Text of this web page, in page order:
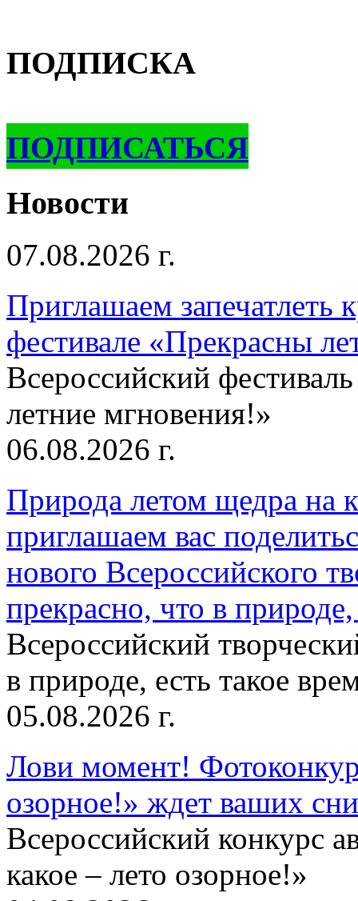
ПОДПИСКА
ПОДПИСАТЬСЯ
Новости
07.08.2026 г.
Приглашаем запечатлеть
фестивале «Прекрасны
Всероссийский
летние мгновения!»
06.08.2026 г.
Природа летом щедра на
приглашаем вас
нового Всероссийского
прекрасно, что в
Всероссийский
в природе, есть такое
05.08.2026 г.
Лови момент!
озорное!» ждет ваших
Всероссийский конкурс
какое – лето озорное!»